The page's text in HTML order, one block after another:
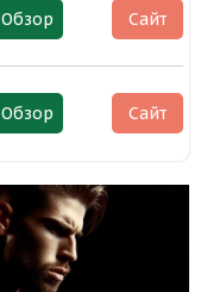
Обзор Сайт
Обзор Сайт